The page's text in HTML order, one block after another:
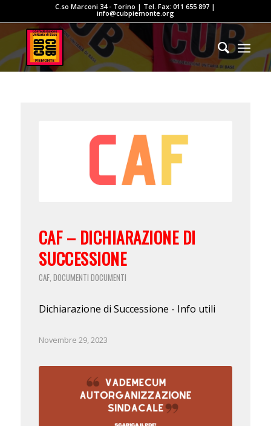
C.so Marconi 34 - Torino | Tel. Fax: 011 655 897 |
info@cubpiemonte.org
CAF – DICHIARAZIONE DI
SUCCESSIONE
CAF, DOCUMENTI DOCUMENTI
Dichiarazione di Successione - Info utili
Novembre 29, 2023